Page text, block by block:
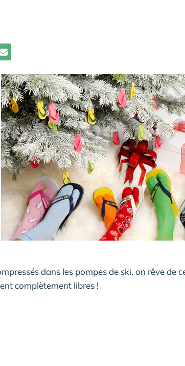
dans les pompes de ski, on rêve de
complètement libres !